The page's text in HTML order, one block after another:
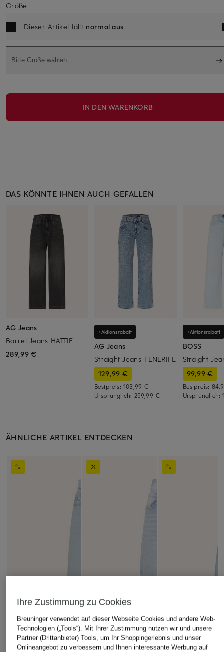
Größe
Dieser Artikel fällt normal aus.
Bitte Größe wählen
IN DEN WARENKORB
DAS KÖNNTE IHNEN AUCH GEFALLEN
AG Jeans
Barrel Jeans HATTIE
289,99 €
+Aktionsrabatt
AG Jeans
Straight Jeans TENERIFE
129,99 €
Bestpreis: 103,99 €
Ursprünglich: 259,99 €
+Aktionsrabatt
BOSS
Straight
99,99 €
Bestpreis:
Ursprünglich:
ÄHNLICHE ARTIKEL ENTDECKEN
Ihre Zustimmung zu Cookies
Breuninger verwendet auf dieser Webseite Cookies und andere Web-
Technologien („Tools“). Mit Ihrer Zustimmung nutzen wir und unsere
Partner (Drittanbieter) Tools, um Ihr Shoppingerlebnis und unser
Onlineangebot zu verbessern und Ihnen interessante Werbung auf